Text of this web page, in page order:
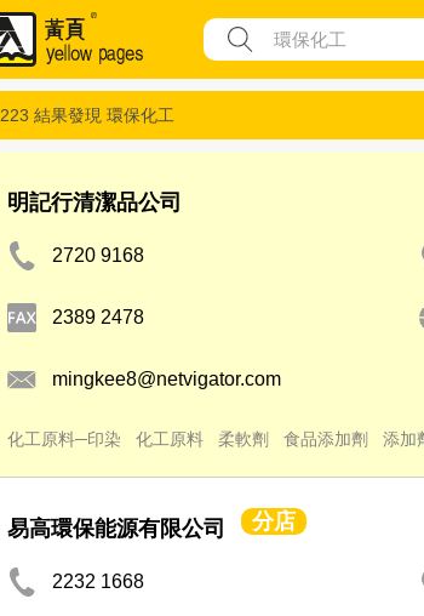
223 結果發現 環保化工
明記行清潔品公司
2720 9168
2389 2478
mingkee8@netvigator.com
化工原料─印染 化工原料 柔軟劑 食品添加劑 添加
易高環保能源有限公司 分店
2232 1668